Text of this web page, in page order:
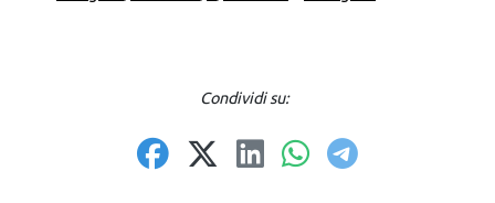
Condividi su: